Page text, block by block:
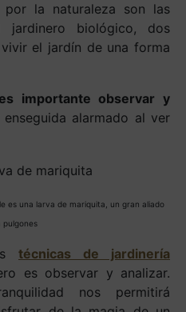
la naturaleza son las
jardinero biológico, dos
el jardín de una forma
importante observar y
alarmado al ver
es una larva de mariquita, un gran aliado
pulgones
técnicas de jardinería
es observar y analizar.
nos permitirá